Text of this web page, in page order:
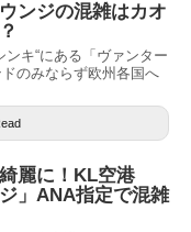
ンジの混雑はカオ
ンキ“にある「ヴァンター
のみならず欧州各国へ
麗に！KL空港
」ANA指定で混雑